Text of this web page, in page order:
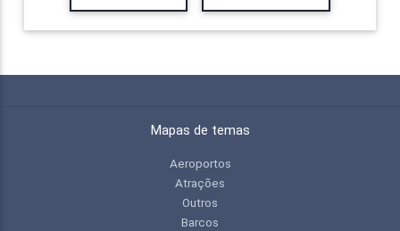
Mapas de temas
Aeroportos
Atrações
Outros
Barcos